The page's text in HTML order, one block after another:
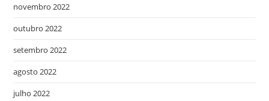
novembro 2022
outubro 2022
setembro 2022
agosto 2022
julho 2022